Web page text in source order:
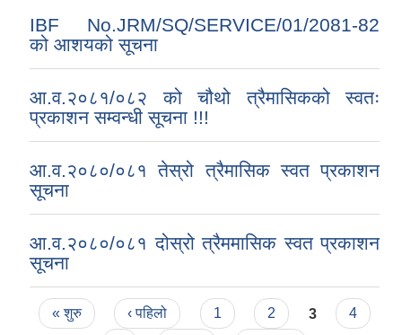
IBF No.JRM/SQ/SERVICE/01/2081-82
को आशयको सूचना
आ.व.२०८१/०८२ को चौथो त्रैमासिकको स्वतः
प्रकाशन सम्वन्धी सूचना !!!
आ.व.२०८०/०८१ तेस्रो त्रैमासिक स्वत प्रकाशन
सूचना
आ.व.२०८०/०८१ दोस्रो त्रैममासिक स्वत प्रकाशन
सूचना
Pages
« शुरु ‹ पहिलो 1 2 3
4